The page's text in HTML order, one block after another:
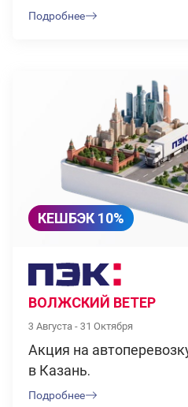
Подробнее
КЕШБЭК 10%
ВОЛЖСКИЙ ВЕТЕР
3 Августа - 31 Октября
Акция на
в Казань.
Подробнее